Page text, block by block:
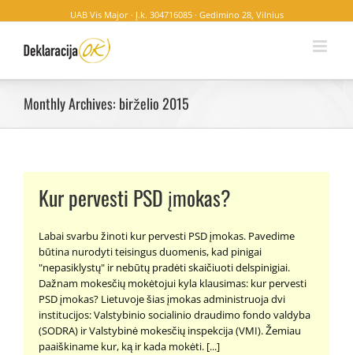
UAB Vis Major · Į.k. 304716085 · Gedimino 28, Vilnius
Monthly Archives: birželio 2015
Kur pervesti PSD įmokas?
Labai svarbu žinoti kur pervesti PSD įmokas. Pavedime
būtina nurodyti teisingus duomenis, kad pinigai
"nepasiklystų" ir nebūtų pradėti skaičiuoti delspinigiai.
Dažnam mokesčių mokėtojui kyla klausimas: kur pervesti
PSD įmokas? Lietuvoje šias įmokas administruoja dvi
institucijos: Valstybinio socialinio draudimo fondo valdyba
(SODRA) ir Valstybinė mokesčių inspekcija (VMI). Žemiau
paaiškiname kur, ką ir kada mokėti. [...]